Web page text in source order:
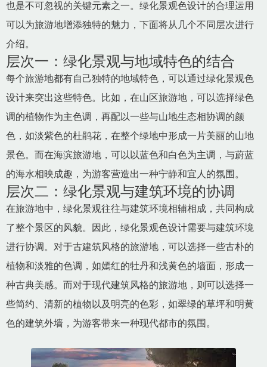
也是不可忽视的关键元素之一。绿化景观色设计的合理运用
可以为旅游地增添独特的魅力，下面将从几个不同层次进行
介绍。
层次一：绿化景观与地域特色的结合
每个旅游地都有自己独特的地域特色，可以通过绿化景观色
设计来突出这些特色。比如，在山区旅游地，可以选择绿色
调的植物作为主色调，再配以一些与山地生态相协调的颜
色，如淡紫色的杜鹃花，在整个绿地中形成一片美丽的山地
景色。而在海滨旅游地，可以以蓝色和白色为主调，与蔚蓝
的海水相映成趣，为游客营造出一种宁静和宜人的氛围。
层次二：绿化景观与建筑环境的协调
在旅游地中，绿化景观往往与建筑环境相辅相成，共同构成
了整个景区的风貌。因此，绿化景观色设计需要与建筑环境
进行协调。对于古建筑风格的旅游地，可以选择一些古朴的
植物和淡雅的色调，如嫣红的牡丹和浅黄色的墙面，形成一
种古典美感。而对于现代建筑风格的旅游地，则可以选择一
些简约、清新的植物以及明亮的色彩，如翠绿的草坪和明黄
色的建筑外墙，为游客带来一种现代都市的氛围。